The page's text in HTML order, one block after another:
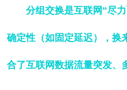
分组交换是互联网“尽
确定性（如固定延迟），换
合了互联网数据流量突发、